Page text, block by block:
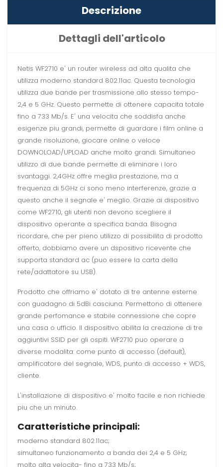
Descrizione
Dettagli dell'articolo
Netis WF2710 e' un router wireless ad alta qualita che
utilizza moderno standard 802.11ac. Questa tecnologia
utilizza due bande per trasmissione allo stesso tempo-
2,4 e 5 GHz. Questo permette di ottenere capacita totale
fino a 733 Mb/s. E' una velocita che soddisfa anche
esigenze piu grandi, permette di guardare i film online a
grande risoluzione, giocare online o veloce
DOWNOLOAD/UPLOAD anche molto grandi. Simultaneo
utilizzo di due bande permette di eliminare i loro
svantaggi. 2,4GHz offre meglia prestazione, ma a
frequenza di 5GHz ci sono meno interferenze, grazie a
questo anche il segnale e' meglio. Grazie ai dispositivo
come WF2710, gli utenti non devono scegliere il
dispositivo operante a specifica banda. Bisogna
ricordare, che per pieno utilizzo di possibilita di prodotto
offerto, dobbiamo avere un dspositivo ricevente che
supporta standard ac (puo essere la carta della
rete/adattatore su USB).
Prodotto che offriamo e' dotato di tre antenne esterne
con guadagno di 5dBi casciuna. Permettono di ottenere
grande perfomance e stabile connessione che copre
una casa o ufficio. Il dispositivo abilita la creazione di tre
aggiuntivi SSID per gli ospiti. WF2710 puo operare a
diverse modalita: come punto di accesso (default),
amplificatore del segnale, WDS, punto di accesso + WDS,
cliente.
L'installazione di dispositivo e' molto facile e non richiede
piu che un minuto.
Caratteristiche principali:
moderno standard 802.11ac;
simultaneo funzionamento a banda dei 2,4 e 5 GHz;
molto alta velocita- fino a 733 Mb/s;